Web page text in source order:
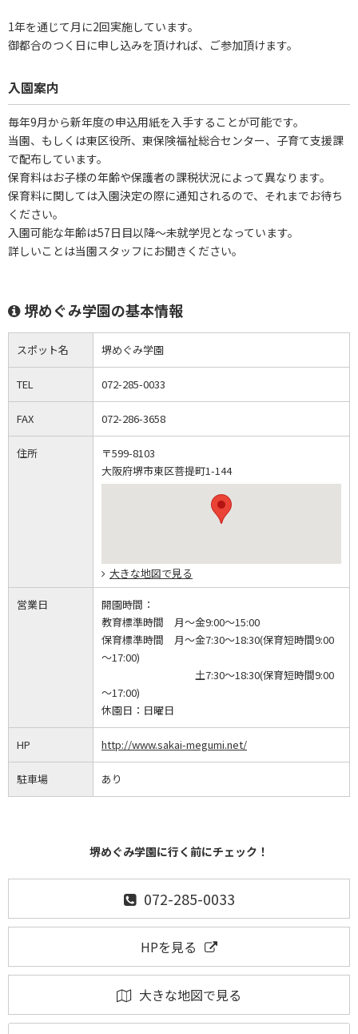
1年を通じて月に2回実施しています。
御都合のつく日に申し込みを頂ければ、ご参加頂けます。
入園案内
毎年9月から新年度の申込用紙を入手することが可能です。
当園、もしくは東区役所、東保険福祉総合センター、子育て支援課
で配布しています。
保育料はお子様の年齢や保護者の課税状況によって異なります。
保育料に関しては入園決定の際に通知されるので、それまでお待ち
ください。
入園可能な年齢は57日目以降～未就学児となっています。
詳しいことは当園スタッフにお聞きください。
堺めぐみ学園の基本情報
スポット名 堺めぐみ学園
TEL 072-285-0033
FAX 072-286-3658
住所
〒599-8103
大阪府堺市東区菩提町1-144
大きな地図で見る
営業日
開園時間：
教育標準時間 月～金9:00～15:00
保育標準時間 月～金7:30～18:30(保育短時間9:00
～17:00)
土7:30～18:30(保育短時間9:00
～17:00)
休園日： 日曜日
HP http://www.sakai-megumi.net/
駐車場 あり
堺めぐみ学園に行く前にチェック！
072-285-0033
HPを見る
大きな地図で見る